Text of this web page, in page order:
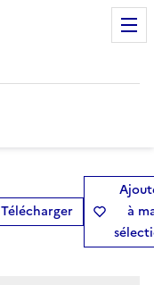
Télécharger
à